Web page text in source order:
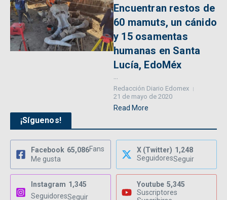
Encuentran restos de
60 mamuts, un cánido
y 15 osamentas
humanas en Santa
Lucía, EdoMéx
...
Redacción Diario Edomex
21 de mayo de 2020
Read More
¡Síguenos!
Facebook 65,086Fans
Me gusta
X (Twitter) 1,248
SeguidoresSeguir
Instagram 1,345
SeguidoresSeguir
Youtube 5,345
Suscriptores